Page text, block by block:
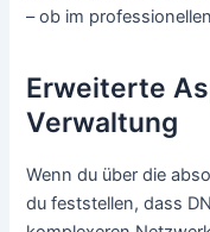
– ob im
Erweiterte
Verwaltung
Wenn du über die
du feststellen, dass